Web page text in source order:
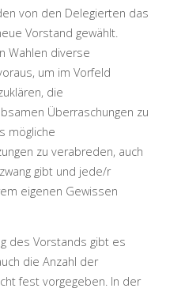
von den Delegierten das
Vorstand gewählt.
Wahlen diverse
um im Vorfeld
die
Überraschungen zu
mögliche
zu verabreden, auch
gibt und jede/r
eigenen Gewissen
des Vorstands gibt es
die Anzahl der
fest vorgegeben. In der